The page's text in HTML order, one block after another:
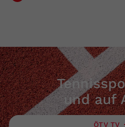
und auf
ÖTV TV